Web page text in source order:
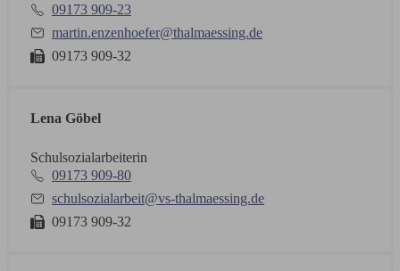
09173 909-23
martin.enzenhoefer@thalmaessing.de
09173 909-32
Lena Göbel
Schulsozialarbeiterin
09173 909-80
schulsozialarbeit@vs-thalmaessing.de
09173 909-32